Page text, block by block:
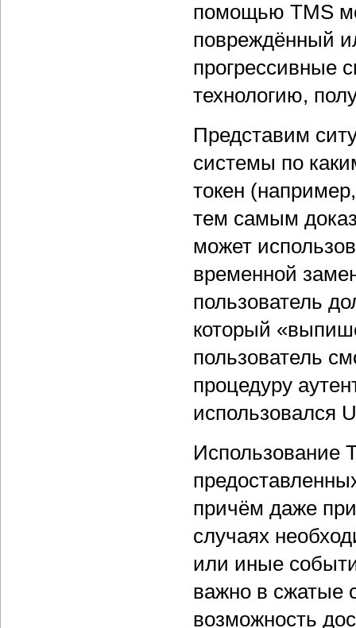
помощью TMS
повреждённый
прогрессивные
технологию,
Представим
системы по
токен
тем самым
может
временной
пользователь
который
пользователь
процедуру
использовался
Использование
причём даже
случаях
или иные
важно в сжатые
возможность